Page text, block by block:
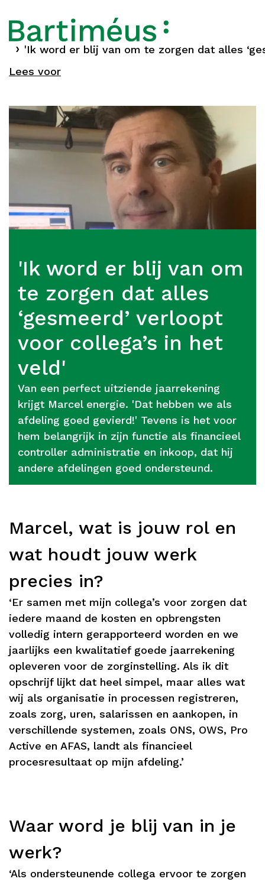
Home Verhalen
'Ik word er blij van om te zorgen dat alles
Lees voor
'Ik word er blij van om
te zorgen dat alles
‘gesmeerd’ verloopt
voor collega’s in het
veld'
Van een perfect uitziende jaarrekening
krijgt Marcel energie. 'Dat hebben we als
afdeling goed gevierd!' Tevens is het voor
hem belangrijk in zijn functie als financieel
controller administratie en inkoop, dat hij
andere afdelingen goed ondersteund.
Marcel, wat is jouw rol en
wat houdt jouw werk
precies in?
‘Er samen met mijn collega’s voor zorgen dat
iedere maand de kosten en opbrengsten
volledig intern gerapporteerd worden en we
jaarlijks een kwalitatief goede jaarrekening
opleveren voor de zorginstelling. Als ik dit
opschrijf lijkt dat heel simpel, maar alles wat
wij als organisatie in processen registreren,
zoals zorg, uren, salarissen en aankopen, in
verschillende systemen, zoals ONS, OWS, Pro
Active en AFAS, landt als financieel
procesresultaat op mijn afdeling.’
Waar word je blij van in je
werk?
‘Als ondersteunende collega ervoor te zorgen